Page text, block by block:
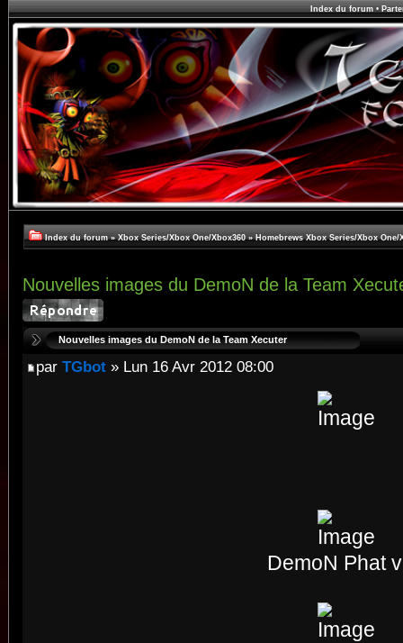
Index du forum•
Index du forum » Xbox Series/Xbox One/Xbox360 » Homebrews Xbox Series/Xbox One/
Nouvelles images du DemoN de la Team
Nouvelles images du DemoN de la Team Xecuter
par TGbot » Lun 16 Avr 2012 08:00
DemoN Phat